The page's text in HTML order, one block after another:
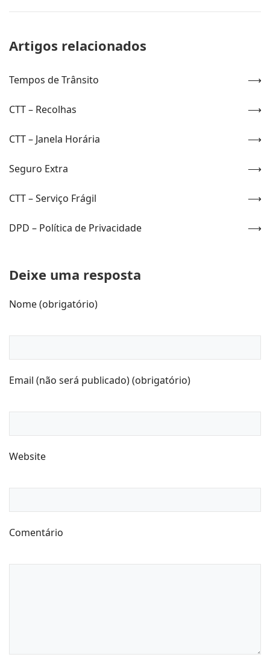
Artigos relacionados
Tempos de Trânsito
CTT – Recolhas
CTT – Janela Horária
Seguro Extra
CTT – Serviço Frágil
DPD – Política de Privacidade
Deixe uma resposta
Nome (obrigatório)
Email (não será publicado) (obrigatório)
Website
Comentário